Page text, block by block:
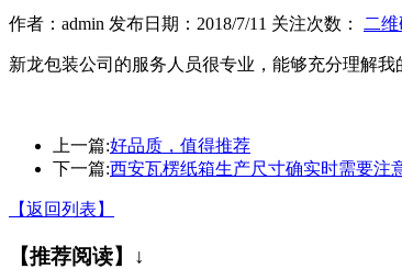
作者：admin 发布日期：2018/7/11 关注次数： 二
新龙包装公司的服务人员很专业，能够充分理解
上一篇:好品质，值得推荐
下一篇:西安瓦楞纸箱生产尺寸确实时需要注
【返回列表】
【推荐阅读】↓